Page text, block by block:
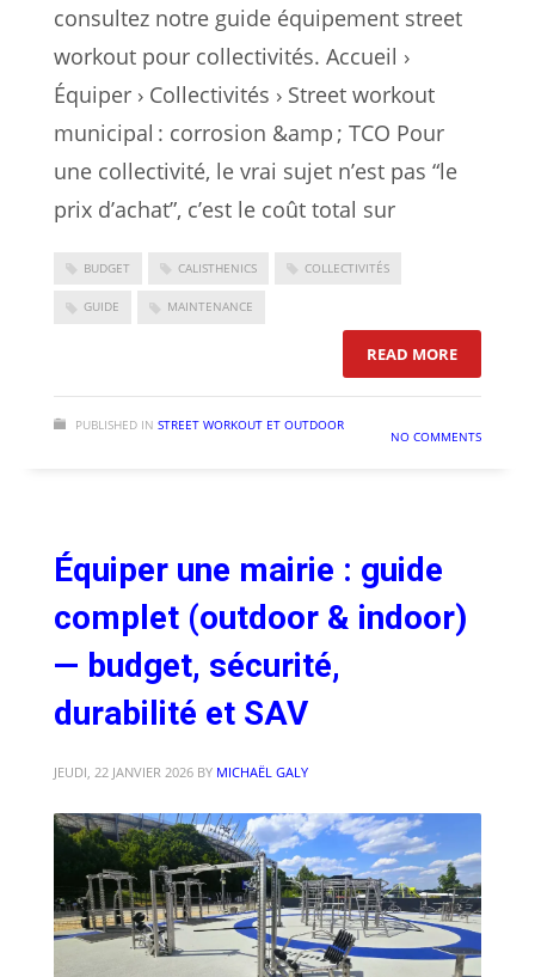
consultez notre guide équipement street
workout pour collectivités. Accueil ›
Équiper › Collectivités › Street workout
municipal : corrosion &amp ; TCO Pour
une collectivité, le vrai sujet n’est pas “le
prix d’achat”, c’est le coût total sur
BUDGET CALISTHENICS COLLECTIVITÉS
GUIDE MAINTENANCE
READ MORE: STREET
PUBLISHED IN STREET WORKOUT ET OUTDOOR
NO COMMENTS
Équiper une mairie : guide
complet (outdoor & indoor)
— budget, sécurité,
durabilité et SAV
JEUDI, 22 JANVIER 2026 BY MICHAËL GALY